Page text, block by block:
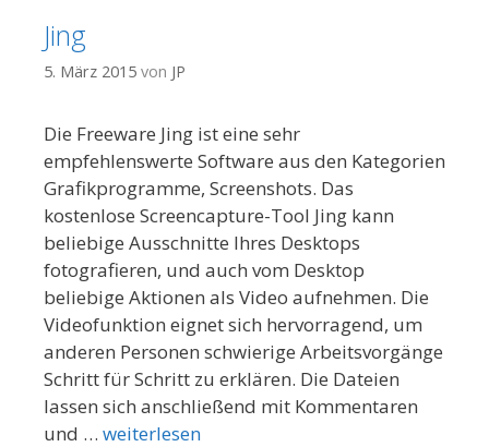
Jing
5. März 2015 von JP
Die Freeware Jing ist eine sehr
empfehlenswerte Software aus den Kategorien
Grafikprogramme, Screenshots. Das
kostenlose Screencapture-Tool Jing kann
beliebige Ausschnitte Ihres Desktops
fotografieren, und auch vom Desktop
beliebige Aktionen als Video aufnehmen. Die
Videofunktion eignet sich hervorragend, um
anderen Personen schwierige Arbeitsvorgänge
Schritt für Schritt zu erklären. Die Dateien
lassen sich anschließend mit Kommentaren
und … weiterlesen